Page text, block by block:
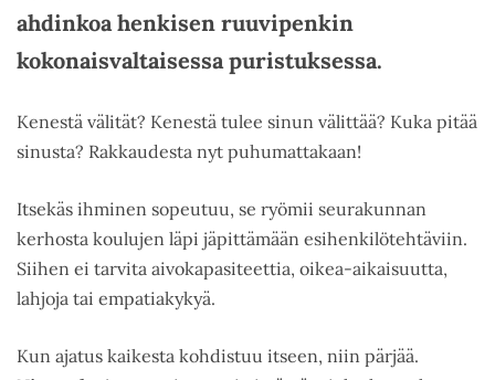
ahdinkoa henkisen ruuvipenkin
kokonaisvaltaisessa puristuksessa.
Kenestä välität? Kenestä tulee sinun välittää? Kuka pitää
sinusta? Rakkaudesta nyt puhumattakaan!
Itsekäs ihminen sopeutuu, se ryömii seurakunnan
kerhosta koulujen läpi jäpittämään esihenkilötehtäviin.
Siihen ei tarvita aivokapasiteettia, oikea-aikaisuutta,
lahjoja tai empatiakykyä.
Kun ajatus kaikesta kohdistuu itseen, niin pärjää.